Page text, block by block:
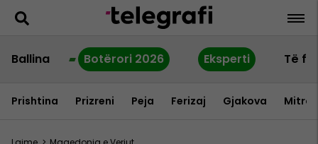
Ballina Botërori 2026 Eksperti Të
Prishtina Prizreni Peja Ferizaj Gjakova